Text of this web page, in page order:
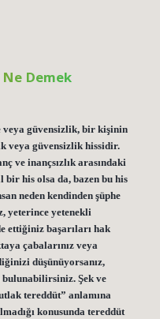
Demek
veya güvensizlik, bir kişinin
veya güvensizlik hissidir.
ve inançsızlık arasındaki
bir his olsa da, bazen bu his
neden kendinden şüphe
yeterince yetenekli
ettiğiniz başarıları hak
çabalarınız veya
düşünüyorsanız,
bulunabilirsiniz. Şek ve
tereddüt” anlamına
konusunda tereddüt